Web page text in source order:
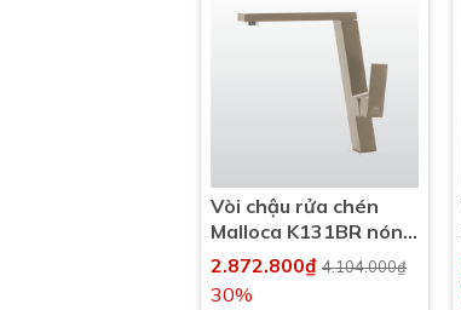
Vòi chậu rửa chén
Malloca K131BR nóng
lạnh
2.872.800₫ 4.104.000₫
30%